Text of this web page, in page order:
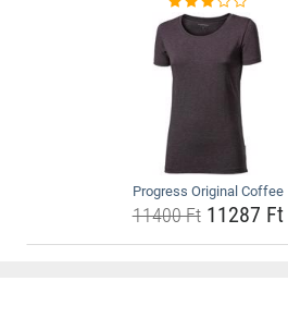
Progress Original Coffee
11400 Ft11287 Ft